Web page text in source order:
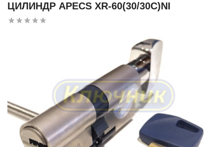
ЦИЛИНДР APECS XR-60(30/30C)NI